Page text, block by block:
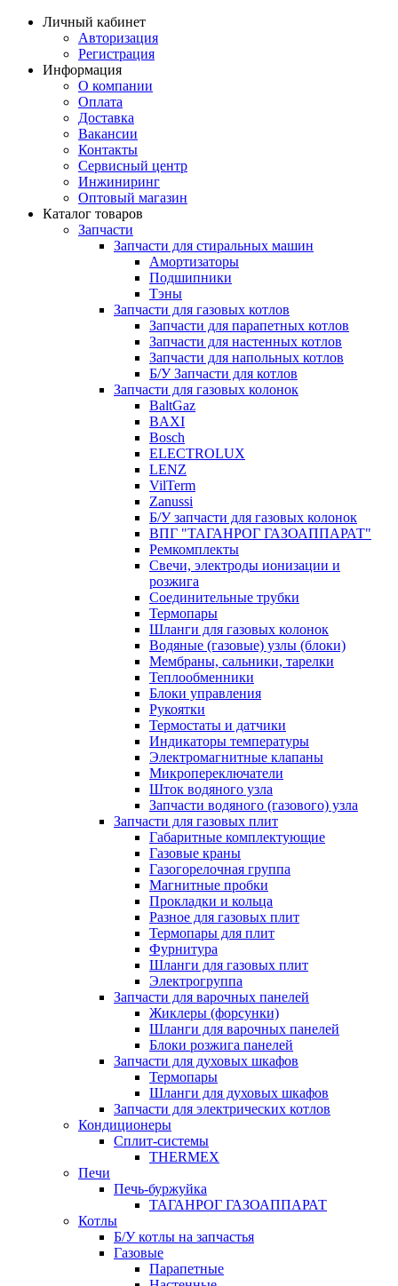
Личный кабинет
Авторизация
Регистрация
Информация
О компании
Оплата
Доставка
Вакансии
Контакты
Сервисный центр
Инжиниринг
Оптовый магазин
Каталог товаров
Запчасти
Запчасти для стиральных машин
Амортизаторы
Подшипники
Тэны
Запчасти для газовых котлов
Запчасти для парапетных котлов
Запчасти для настенных котлов
Запчасти для напольных котлов
Б/У Запчасти для котлов
Запчасти для газовых колонок
BaltGaz
BAXI
Bosch
ELECTROLUX
LENZ
VilTerm
Zanussi
Б/У запчасти для газовых колонок
ВПГ "ТАГАНРОГ ГАЗОАППАРАТ"
Ремкомплекты
Свечи, электроды ионизации и
розжига
Соединительные трубки
Термопары
Шланги для газовых колонок
Водяные (газовые) узлы (блоки)
Мембраны, сальники, тарелки
Теплообменники
Блоки управления
Рукоятки
Термостаты и датчики
Индикаторы температуры
Электромагнитные клапаны
Микропереключатели
Шток водяного узла
Запчасти водяного (газового) узла
Запчасти для газовых плит
Габаритные комплектующие
Газовые краны
Газогорелочная группа
Магнитные пробки
Прокладки и кольца
Разное для газовых плит
Термопары для плит
Фурнитура
Шланги для газовых плит
Электрогруппа
Запчасти для варочных панелей
Жиклеры (форсунки)
Шланги для варочных панелей
Блоки розжига панелей
Запчасти для духовых шкафов
Термопары
Шланги для духовых шкафов
Запчасти для электрических котлов
Кондиционеры
Сплит-системы
THERMEX
Печи
Печь-буржуйка
ТАГАНРОГ ГАЗОАППАРАТ
Котлы
Б/У котлы на запчастья
Газовые
Парапетные